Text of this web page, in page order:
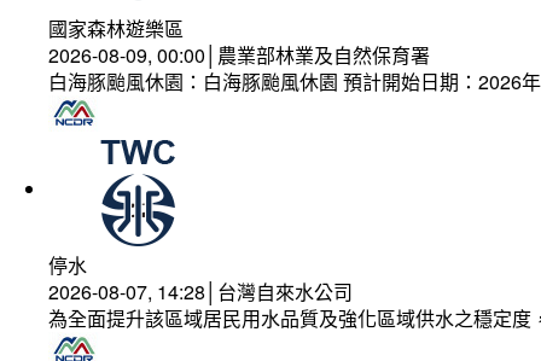
國家森林遊樂區
2026-08-09, 00:00│農業部林業及自然保育署
白海豚颱風休園：白海豚颱風休園 預計開始日期：2026
停水
2026-08-07, 14:28│台灣自來水公司
為全面提升該區域居民用水品質及強化區域供水之穩定